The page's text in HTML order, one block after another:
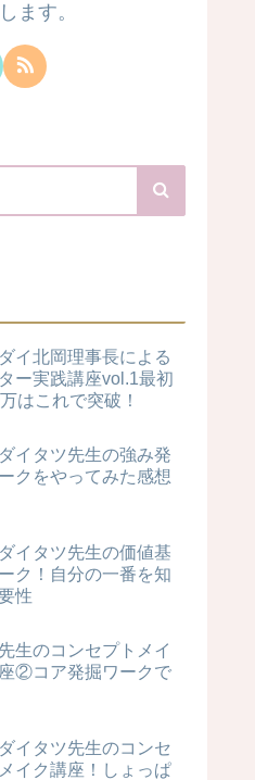
ます。
イ北岡理事長による
ー実践講座vol.1最初
はこれで突破！
イタツ先生の強み発
クをやってみた感想
イタツ先生の価値基
ク！自分の一番を知
性
生のコンセプトメイ
②コア発掘ワークで
イタツ先生のコンセ
イク講座！しょっぱ